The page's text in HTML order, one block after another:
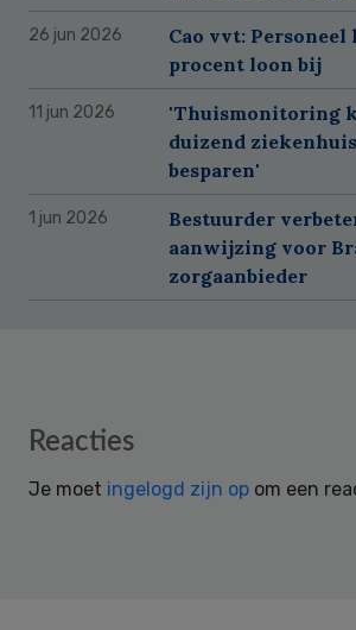
26 jun 2026
Cao vvt:
procent loon bij
11 jun 2026
'Thuismonitoring
duizend
besparen'
1 jun 2026
Bestuurder
aanwijzing voor
zorgaanbieder
Reader
Reacties
Je moet ingelogd zijn op om een